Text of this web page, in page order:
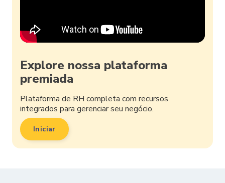
Explore nossa plataforma
premiada
Plataforma de RH completa com recursos
integrados para gerenciar seu negócio.
Iniciar